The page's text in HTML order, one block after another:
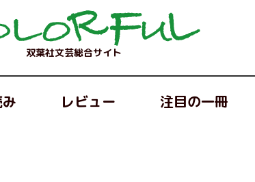
双葉社文芸総合サイト
レビュー 注目の一冊